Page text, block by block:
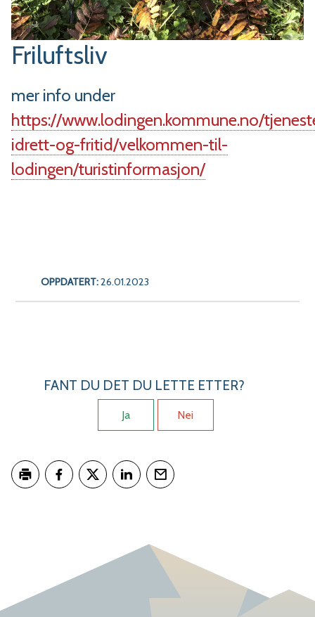
Friluftsliv
mer info under
https://www.lodingen.kommune.no/
idrett-og-fritid/velkommen-til-
lodingen/turistinformasjon/
OPPDATERT:26.01.2023
FANT DU DET DU LETTE ETTER?
Ja Nei